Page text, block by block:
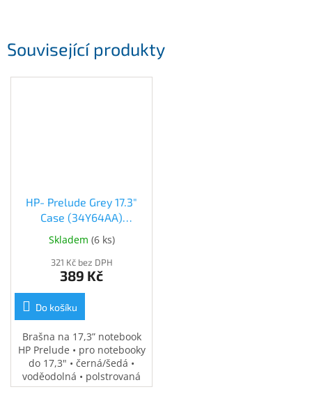
zboží
Kamerové
systémy
MILESIGHT
Doprodej
Přihlášení
Související produkty
HP- Prelude Grey 17.3"
Case (34Y64AA)
(34Y64AA)
Skladem (6 ks)
321 Kč bez DPH
389 Kč
Do košíku
Brašna na 17,3” notebook
HP Prelude • pro notebooky
do 17,3" • černá/šedá •
voděodolná • polstrovaná
přihrádka na notebook •